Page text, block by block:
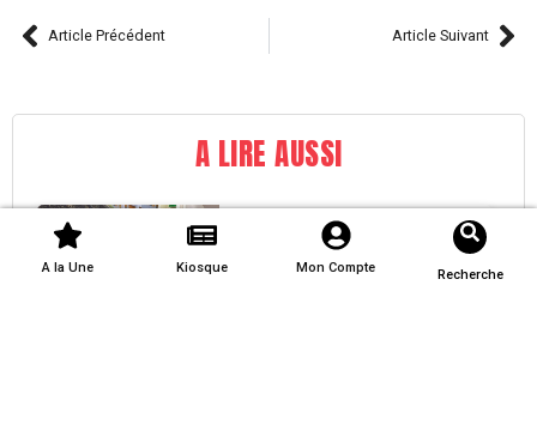
Article Précédent Article Suivant
A LIRE AUSSI
Lancement du premier
jardin créole au lycée de
A la Une Kiosque Mon Compte Recherche